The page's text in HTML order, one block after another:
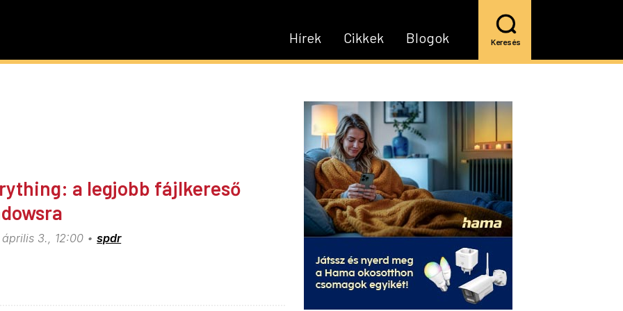
Blogok
Cikkek
Hírek Keresés
a legjobb fájlkereső
3., 12:00 spdr